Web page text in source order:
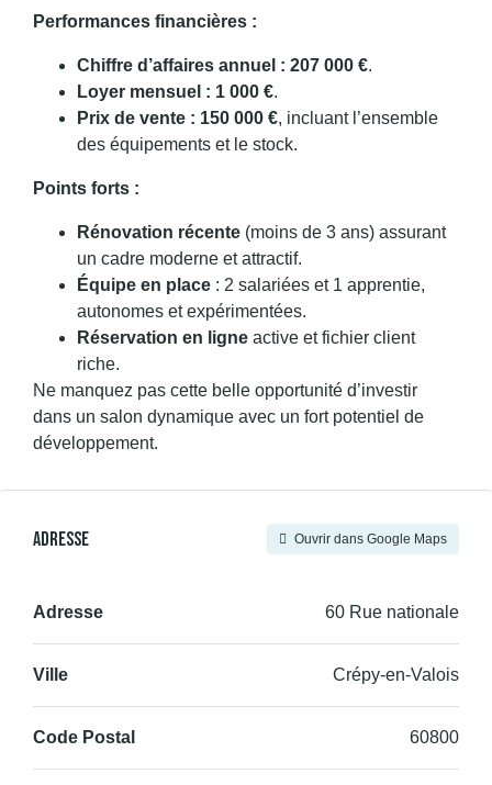
Performances financières :
Chiffre d’affaires annuel : 207 000 €.
Loyer mensuel : 1 000 €.
Prix de vente : 150 000 €, incluant l’ensemble
des équipements et le stock.
Points forts :
Rénovation récente (moins de 3 ans) assurant
un cadre moderne et attractif.
Équipe en place : 2 salariées et 1 apprentie,
autonomes et expérimentées.
Réservation en ligne active et fichier client
riche.
Ne manquez pas cette belle opportunité d’investir
dans un salon dynamique avec un fort potentiel de
développement.
Adresse Ouvrir dans Google Maps
Adresse 60 Rue nationale
Ville Crépy-en-Valois
Code Postal 60800